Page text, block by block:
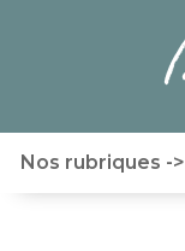
Nos rubriques ->